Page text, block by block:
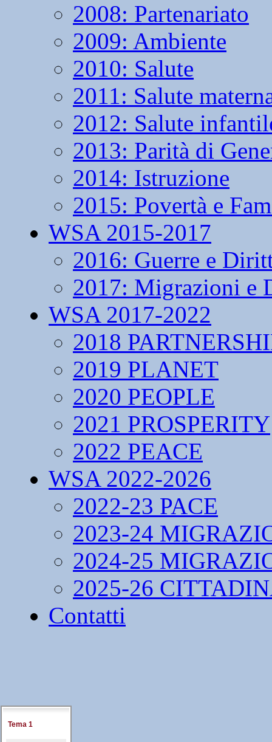
2008: Partenariato
2009: Ambiente
2010: Salute
2011: Salute
2012: Salute
2013: Parità di
2014: Istruzione
2015: Povertà e
WSA 2015-2017
2016: Guerre e
2017: Migrazioni e
WSA 2017-2022
2018
2019 PLANET
2020 PEOPLE
2021 PROSPERITY
2022 PEACE
WSA 2022-2026
2022-23 PACE
2023-24
2024-25
2025-26
Contatti